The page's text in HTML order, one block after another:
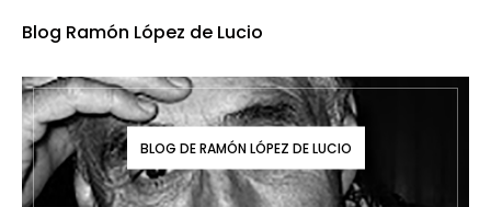
Blog Ramón López de Lucio
BLOG DE RAMÓN LÓPEZ DE LUCIO